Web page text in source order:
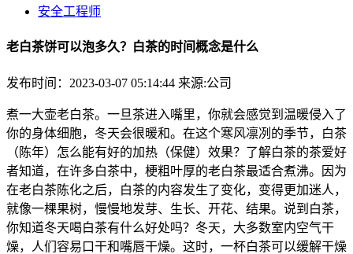
安全工程师
老白茶饼可以泡多久？白茶的时间概念是什么
发布时间：2023-03-07 05:14:44 来源:公司
煮一大壶老白茶。一旦茶进入嘴里，你就会感觉到温暖侵入了
你的身体细胞，冬天会很暖和。在这个寒风凛冽的季节，白茶
（陈年）怎么能有好的加热（保健）效果？了解白茶的茶爱好
者知道，在许多白茶中，梗粗叶厚的老白茶最适合煮沸。因为
在老白茶陈化之后，白茶的内容发生了变化，变得更加迷人，
就像一棵果树，慢慢地发芽、生长、开花、结果。说到白茶，
你知道冬天喝白茶有什么好处吗？冬天，大多数室内空气干
燥，人们容易口干和嘴唇干燥。这时，一杯白茶可以缓解干燥